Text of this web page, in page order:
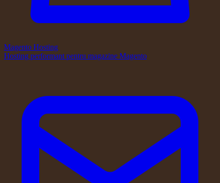
Magento Hosting
Hosting performant pentru magazine Magento